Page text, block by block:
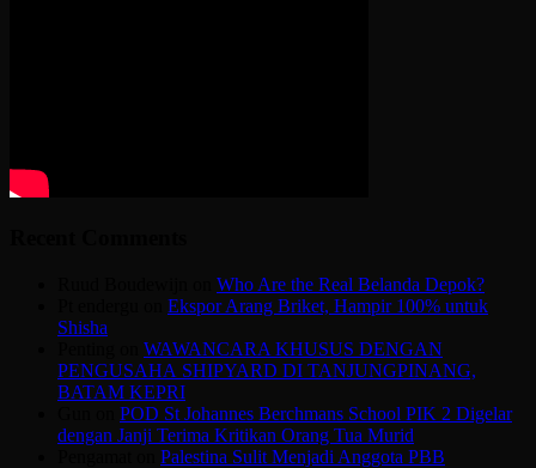
Who Are the Real Belanda Depok?
Ekspor Arang Briket, Hampir 100% untuk
Shisha
WAWANCARA KHUSUS DENGAN
PENGUSAHA SHIPYARD DI TANJUNGPINANG,
BATAM KEPRI
POD St Johannes Berchmans School PIK 2 Digelar
dengan Janji Terima Kritikan Orang Tua Murid
Palestina Sulit Menjadi Anggota PBB